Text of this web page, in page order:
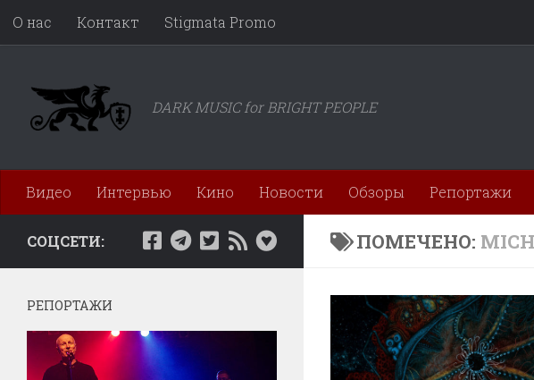
Перейти к содержимому
О нас Контакт Stigmata Promo
DARK MUSIC for BRIGHT PEOPLE
Видео Интервью Кино Новости Обзоры Репортажи
ПОМЕЧЕНО:
СОЦСЕТИ:
РЕПОРТАЖИ